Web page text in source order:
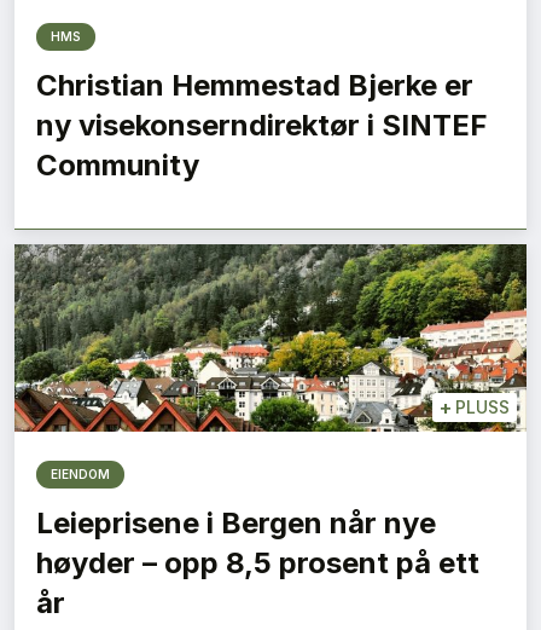
HMS
Christian Hemmestad Bjerke er
ny visekonserndirektør i SINTEF
Community
+ PLUSS
EIENDOM
Leieprisene i Bergen når nye
høyder – opp 8,5 prosent på ett
år